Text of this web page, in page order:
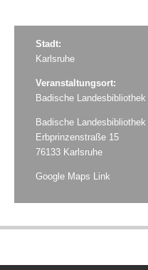
Stadt:
Karlsruhe
Veranstaltungsort:
Badische Landesbibliothek
Badische Landesbibliothek
Erbprinzenstraße 15
76133 Karlsruhe
Google Maps Link